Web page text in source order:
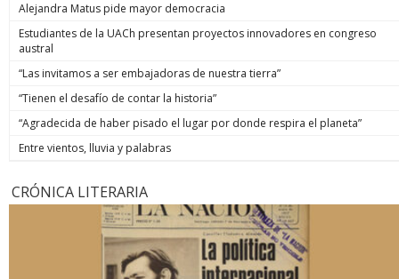
Alejandra Matus pide mayor democracia
Estudiantes de la UACh presentan proyectos innovadores en congreso
austral
“Las invitamos a ser embajadoras de nuestra tierra”
“Tienen el desafío de contar la historia”
“Agradecida de haber pisado el lugar por donde respira el planeta”
Entre vientos, lluvia y palabras
CRÓNICA LITERARIA